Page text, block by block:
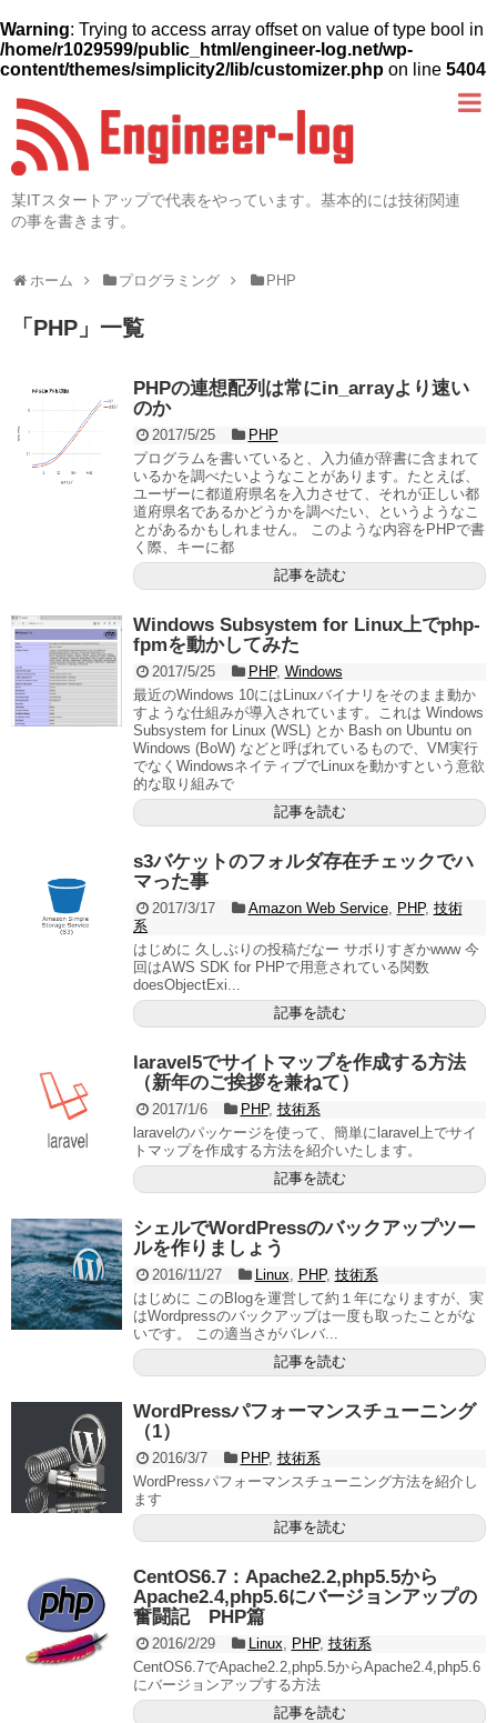
Warning: Trying to access array offset on value of type bool in
/home/r1029599/public_html/engineer-log.net/wp-
content/themes/simplicity2/lib/customizer.php on line 5404
某ITスタートアップで代表をやっています。基本的には技術関連
の事を書きます。
ホーム プログラミング PHP
「 PHP 」 一覧
PHPの連想配列は常にin_arrayより速い
のか
2017/5/25
PHP
プログラムを書いていると、入力値が辞書に含まれて
いるかを調べたいようなことがあります。たとえば、
ユーザーに都道府県名を入力させて、それが正しい都
道府県名であるかどうかを調べたい、というようなこ
とがあるかもしれません。 このような内容をPHPで書
く際、キーに都
記事を読む
Windows Subsystem for Linux上でphp-
fpmを動かしてみた
2017/5/25 PHP, Windows
最近のWindows 10にはLinuxバイナリをそのまま動か
すような仕組みが導入されています。これは Windows
Subsystem for Linux (WSL) とか Bash on Ubuntu on
Windows (BoW) などと呼ばれているもので、VM実行
でなくWindowsネイティブでLinuxを動かすという意欲
的な取り組みで
記事を読む
s3バケットのフォルダ存在チェックでハ
マった事
2017/3/17 Amazon Web Service, PHP, 技術
系
はじめに 久しぶりの投稿だなー サボりすぎかwww 今
回はAWS SDK for PHPで用意されている関数
doesObjectExi...
記事を読む
laravel5でサイトマップを作成する方法
（新年のご挨拶を兼ねて）
2017/1/6 PHP, 技術系
laravelのパッケージを使って、簡単にlaravel上でサイ
トマップを作成する方法を紹介いたします。
記事を読む
シェルでWordPressのバックアップツー
ルを作りましょう
2016/11/27 Linux, PHP, 技術系
はじめに このBlogを運営して約１年になりますが、実
はWordpressのバックアップは一度も取ったことがな
いです。 この適当さがバレバ...
記事を読む
WordPressパフォーマンスチューニング
（1）
2016/3/7 PHP, 技術系
WordPressパフォーマンスチューニング方法を紹介し
ます
記事を読む
CentOS6.7：Apache2.2,php5.5から
Apache2.4,php5.6にバージョンアップの
奮闘記 PHP篇
2016/2/29 Linux, PHP, 技術系
CentOS6.7でApache2.2,php5.5からApache2.4,php5.6
にバージョンアップする方法
記事を読む